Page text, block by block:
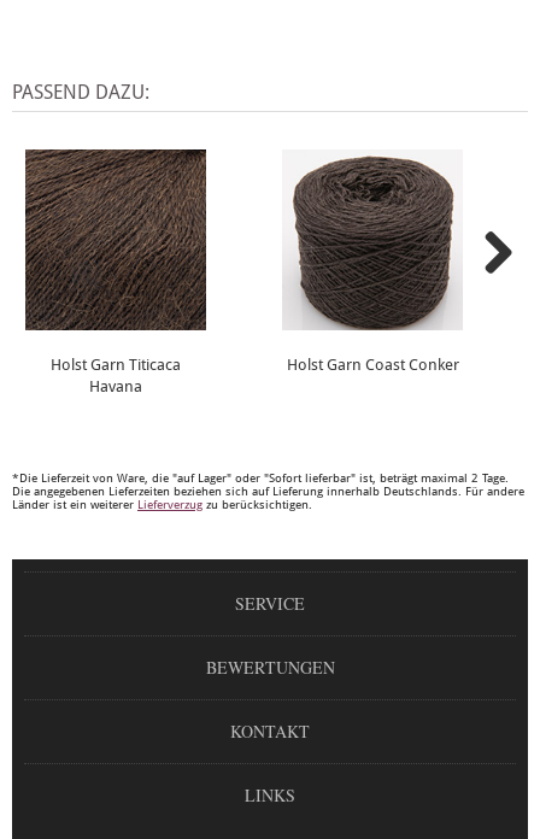
PASSEND DAZU:
Holst Garn Titicaca
Havana
Holst Garn Coast Conker
*Die Lieferzeit von Ware, die "auf Lager" oder "Sofort lieferbar" ist, beträgt maximal 2 Tage.
Die angegebenen Lieferzeiten beziehen sich auf Lieferung innerhalb Deutschlands. Für andere
Länder ist ein weiterer Lieferverzug zu berücksichtigen.
SERVICE
BEWERTUNGEN
KONTAKT
LINKS